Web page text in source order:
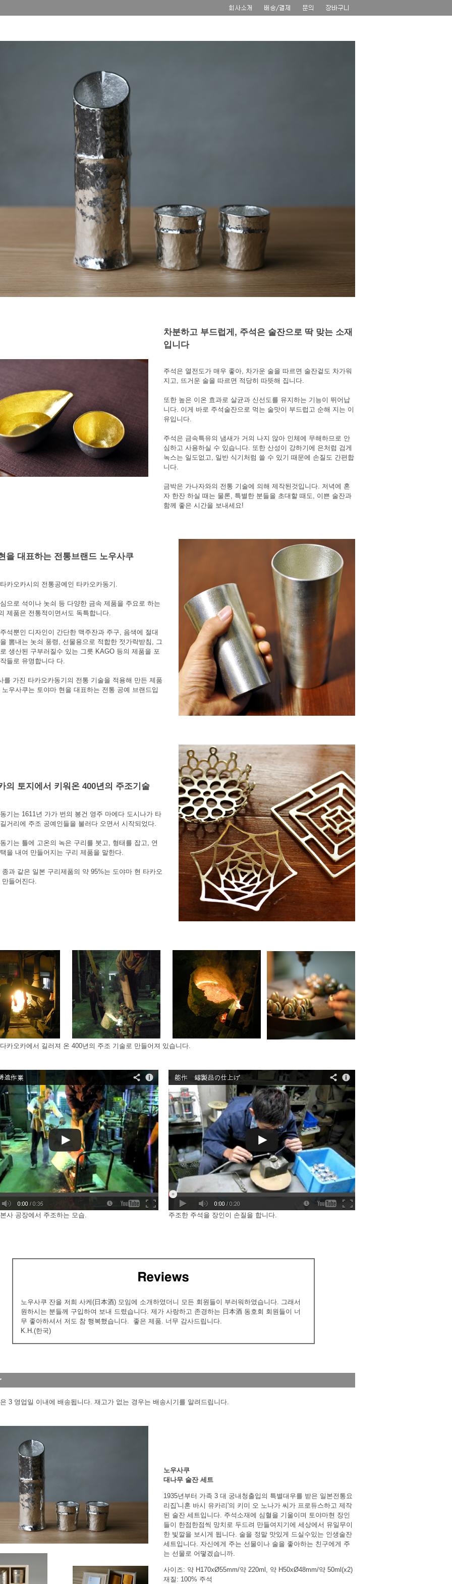
차분하고 부드럽게, 주석은 술잔으로 딱 맞는 소재
입니다
주석은 열전도가 매우 좋아, 차가운 술을 따르면 술잔겉도 차가워
지고, 뜨거운 술을 따르면 적당히 따뜻해 집니다.
또한 높은 이온 효과로 살균과 신선도를 유지하는 기능이 뛰어납
니다. 이게 바로 주석술잔으로 먹는 술맛이 부드럽고 순해 지는 이
유입니다.
주석은 금속특유의 냄새가 거의 나지 않아 인체에 무해하므로 안
심하고 사용하실 수 있습니다. 또한 산성이 강하기에 은처럼 검게
녹스는 일도없고, 일반 식기처럼 쓸 수 있기 때문에 손질도 간편합
니다.
금박은 가나자와의 전통 기술에 의해 제작된것입니다. 저녁에 혼
자 한잔 하실 때는 물론, 특별한 분들을 초대할 때도, 이쁜 술잔과
함께 좋은 시간을 보내세요!
을 대표하는 전통브랜드 노우사쿠
카오카시의 전통공예인 타카오카동기.
으로 석이나 놋쇠 등 다양한 금속 제품을 주요로 하는
제품은 전통적이면서도 독특합니다.
석뿐인 디자인이 간단한 맥주잔과 주구, 음색에 절대
뽐내는 놋쇠 풍령, 선물용으로 적합한 젓가락받침, 그
생산된 구부러질수 있는 그릇 KAGO 등의 제품을 포
들로 유명합니다 다.
를 가진 타카오카동기의 전통 기술을 적용해 만든 제품
우사쿠는 토야마 현을 대표하는 전통 공예 브랜드입
의 토지에서 키워온 400년의 주조기술
기는 1611년 가가 번의 봉건 영주 마에다 도시나가 타
거리에 주조 공예인들을 불러다 오면서 시작되었다.
기는 틀에 고온의 녹은 구리를 붓고, 형태를 잡고, 연
을 내여 만들어지는 구리 제품을 말한다.
종과 같은 일본 구리제품의 약 95%는 도야마 현 타카오
들어진다.
카오카에서 길러져 온 400년의 주조 기술로 만들어져 있습니다.
사 공장에서 주조하는 모습. 주조한 주석을 장인이 손질을 합니다.
노우사쿠 잔을 저희 사케(日本酒) 모임에 소개하였더니 모든 회원들이 부러워하였습니다. 그래서
원하시는 분들께 구입하여 보내 드렸습니다. 제가 사랑하고 존경하는 日本酒 동호회 회원들이 너
무 좋아하셔서 저도 참 행복했습니다. 좋은 제품. 너무 감사드립니다.
K.H.(한국)
3 영업일 이내에 배송됩니다. 재고가 없는 경우는 배송시기를 알려드립니다.
노우사쿠
대나무 술잔 세트
1935년부터 가족 3 대 궁내청출입의 특별대우를 받은 일본전통요
리집'니혼 바시 유카리'의 키미 오 노나가 씨가 프로듀스하고 제작
된 술잔 세트입니다. 주석소재에 심혈을 기울이며 토야마현 장인
들이 한점한점씩 망치로 두드려 만들여지기에 세상에서 유일무이
한 빛깔을 보시게 됩니다. 술을 정말 맛있게 드실수있는 인생술잔
세트입니다. 자신에게 주는 선물이나 술을 좋아하는 친구에게 주
는 선물로 어떻겠습니까.
사이즈: 약 H170xØ55mm/약 220ml, 약 H50xØ48mm/약 50ml(x2)
재질: 100% 주석